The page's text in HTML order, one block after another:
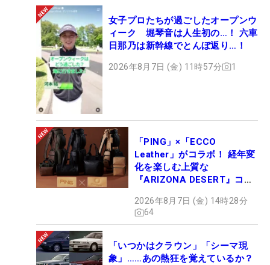
女子プロたちが過ごしたオープンウ
ィーク 堀琴音は人生初の…！ 六車
日那乃は新幹線でとんぼ返り…！
2026年8月7日 (金) 11時57分 1
「PING」×「ECCO
Leather」がコラボ！ 経年変
化を楽しむ上質な
『ARIZONA DESERT』コレ
ュー
2026年8月7日 (金) 14時28分
64
「いつかはクラウン」「シーマ現
象」……あの熱狂を覚えているか？